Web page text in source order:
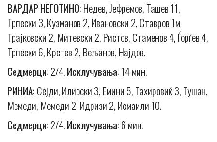
ВАРДАРНЕГОТИНО: Недев, Јефремов, Ташев 11,
Трпески 3, Кузманов 2, Ивановски 2, Ставров 1м
Трајковски 2, Митевски 2, Ристов, Стаменов 4, Ѓорѓев 4,
Трпески 6, Крстев 2, Вељанов, Најдов.
Седмерци: 2/4.Исклучувања: 14 мин.
РИНИА: Сејди, Илиоски 3, Емини 5, Тахировиќ 3, Тушан,
Мемеди, Мемеди 2, Идризи 2, Исмаили 10.
Седмерци: 2/4.Исклучувања: 6 мин.